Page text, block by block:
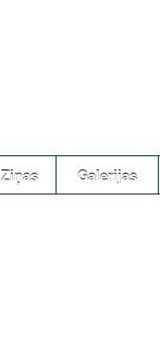
Ziņas Galerijas